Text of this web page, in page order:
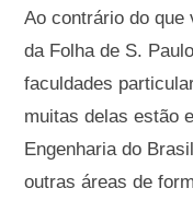
Ao contrário do que
da Folha de S.
faculdades
muitas delas estão
Engenharia do
outras áreas de